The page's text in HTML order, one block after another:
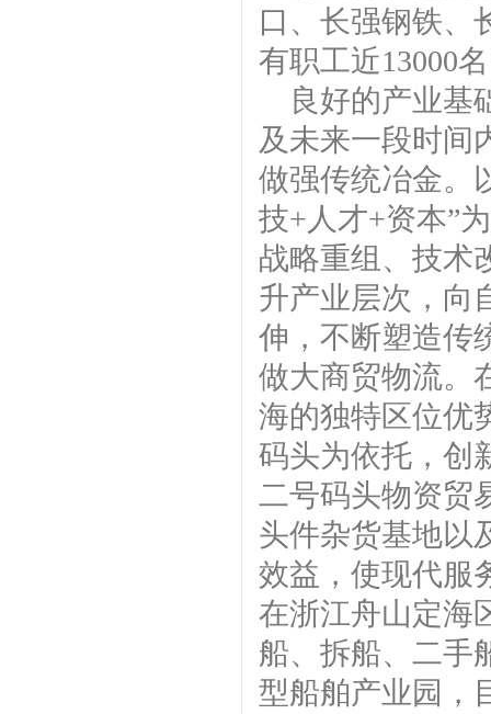
口、长强钢铁、
有职工近13000
良好的产业基
及未来一段时间
做强传统冶金。
技+人才+资本”
战略重组、技术
升产业层次，向
伸，不断塑造传
做大商贸物流。
海的独特区位优
码头为依托，创
二号码头物资贸
头件杂货基地以
效益，使现代服
在浙江舟山定海
船、拆船、二手
型船舶产业园，